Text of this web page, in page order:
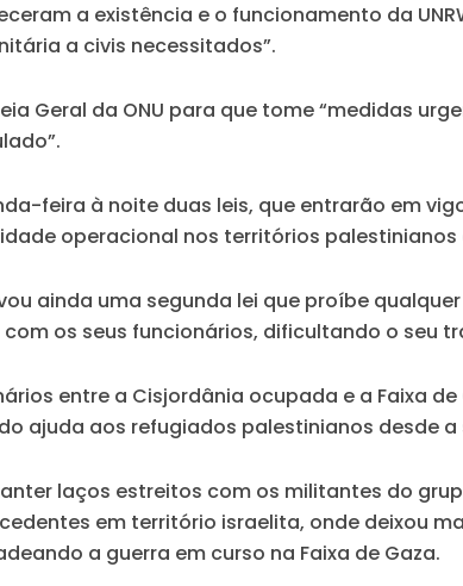
a existência e o funcionamento da
a civis necessitados”.
Geral da ONU para que tome “medidas
feira à noite duas leis, que entrarão em
operacional nos territórios
ainda uma segunda lei que proíbe
com os seus funcionários, dificultando o seu
entre a Cisjordânia ocupada e a Faixa
ajuda aos refugiados palestinianos desde a
laços estreitos com os militantes do
em território israelita, onde deixou
a guerra em curso na Faixa de Gaza.